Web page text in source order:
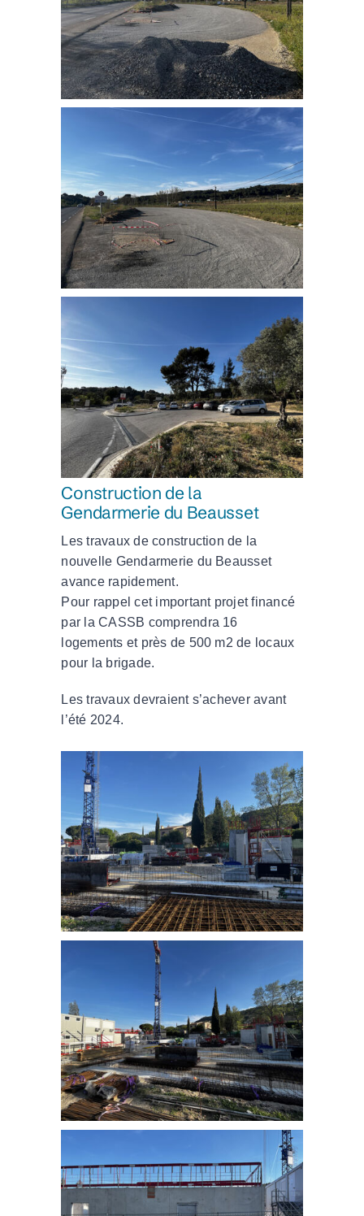
Construction de la
Gendarmerie du Beausset
Les travaux de construction de la
nouvelle Gendarmerie du Beausset
avance rapidement.
Pour rappel cet important projet financé
par la CASSB comprendra 16
logements et près de 500 m2 de locaux
pour la brigade.
Les travaux devraient s’achever avant
l’été 2024.